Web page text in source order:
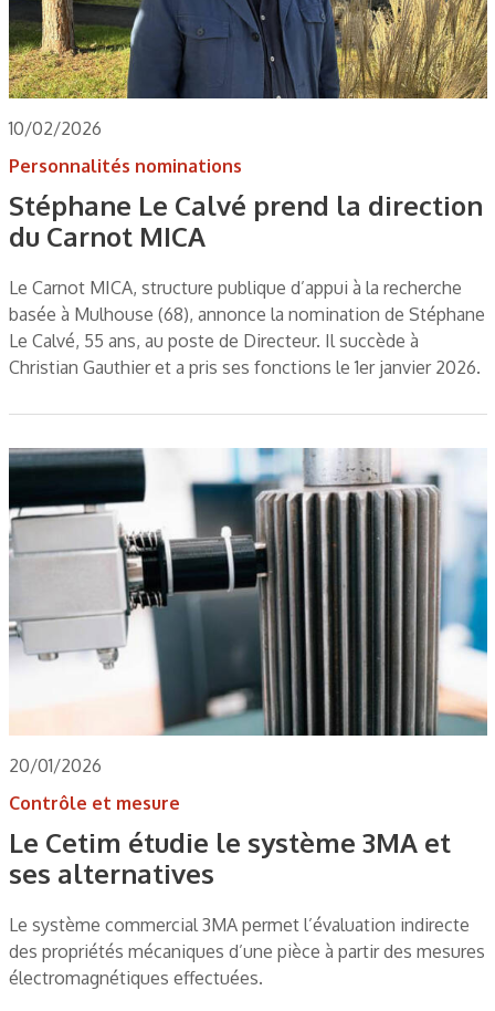
10/02/2026
Personnalités nominations
Stéphane Le Calvé prend la direction
du Carnot MICA
Le Carnot MICA, structure publique d’appui à la recherche
basée à Mulhouse (68), annonce la nomination de Stéphane
Le Calvé, 55 ans, au poste de Directeur. Il succède à
Christian Gauthier et a pris ses fonctions le 1er janvier 2026.
20/01/2026
Contrôle et mesure
Le Cetim étudie le système 3MA et
ses alternatives
Le système commercial 3MA permet l’évaluation indirecte
des propriétés mécaniques d’une pièce à partir des mesures
électromagnétiques effectuées.